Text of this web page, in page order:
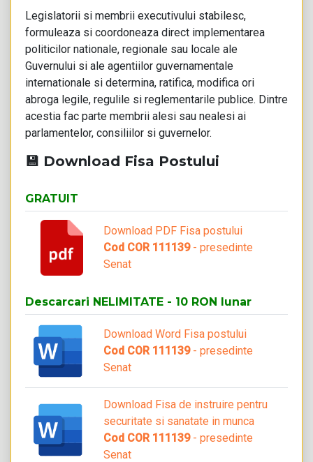
Legislatorii si membrii executivului stabilesc,
formuleaza si coordoneaza direct implementarea
politicilor nationale, regionale sau locale ale
Guvernului si ale agentiilor guvernamentale
internationale si determina, ratifica, modifica ori
abroga legile, regulile si reglementarile publice. Dintre
acestia fac parte membrii alesi sau nealesi ai
parlamentelor, consiliilor si guvernelor.
💾 Download Fisa Postului
GRATUIT
Download PDF Fisa postului
Cod COR 111139- presedinte
Senat
Descarcari NELIMITATE - 10 RON lunar
Download Word Fisa postului
Cod COR 111139- presedinte
Senat
Download Fisa de instruire pentru
securitate si sanatate in munca
Cod COR 111139- presedinte
Senat